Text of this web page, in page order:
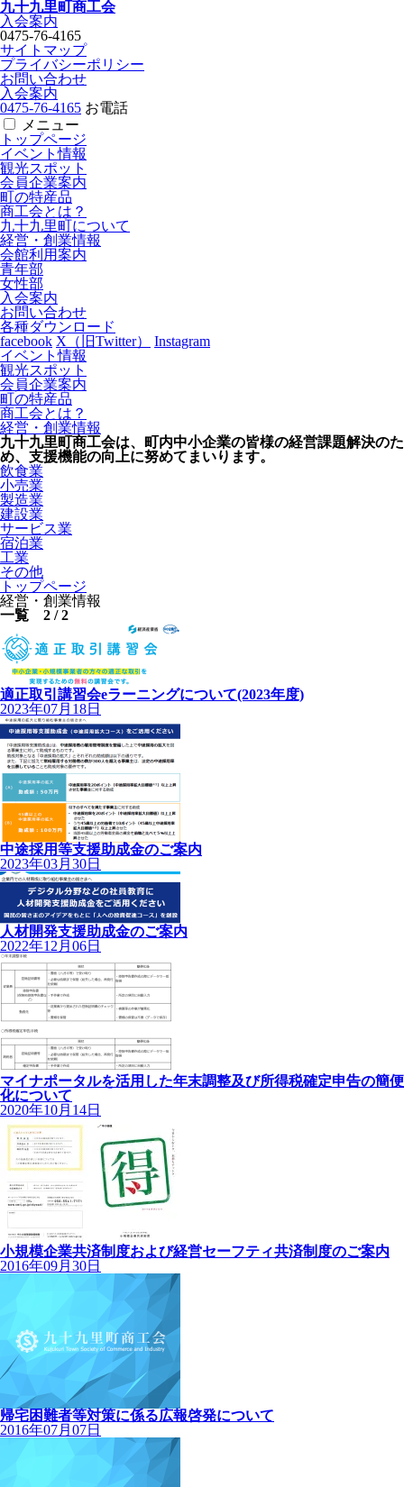
九十九里町商工会
入会案内
0475-76-4165
サイトマップ
プライバシーポリシー
お問い合わせ
入会案内
0475-76-4165 お電話
メニュー
トップページ
イベント情報
観光スポット
会員企業案内
町の特産品
商工会とは？
九十九里町について
経営・創業情報
会館利用案内
青年部
女性部
入会案内
お問い合わせ
各種ダウンロード
facebook X（旧Twitter）
Instagram
イベント情報
観光スポット
会員企業案内
町の特産品
商工会とは？
経営・創業情報
九十九里町商工会は、町内中小企業の皆様の経営課題解決のた
め、支援機能の向上に努めてまいります。
飲食業
小売業
製造業
建設業
サービス業
宿泊業
工業
その他
トップページ
経営・創業情報
一覧 2 / 2
適正取引講習会eラーニングについて(2023年度)
2023年07月18日
中途採用等支援助成金のご案内
2023年03月30日
人材開発支援助成金のご案内
2022年12月06日
マイナポータルを活用した年末調整及び所得税確定申告の簡便
化について
2020年10月14日
小規模企業共済制度および経営セーフティ共済制度のご案内
2016年09月30日
帰宅困難者等対策に係る広報啓発について
2016年07月07日